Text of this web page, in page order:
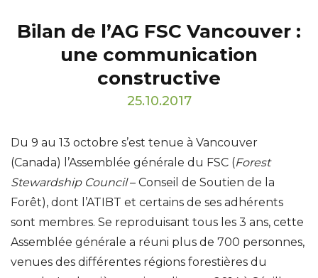
Bilan de l’AG FSC Vancouver :
une communication
constructive
25.10.2017
Du 9 au 13 octobre s’est tenue à Vancouver
(Canada) l’Assemblée générale du FSC (Forest
Stewardship Council– Conseil de Soutien de la
Forêt), dont l’ATIBT et certains de ses adhérents
sont membres. Se reproduisant tous les 3 ans, cette
Assemblée générale a réuni plus de 700 personnes,
venues des différentes régions forestières du